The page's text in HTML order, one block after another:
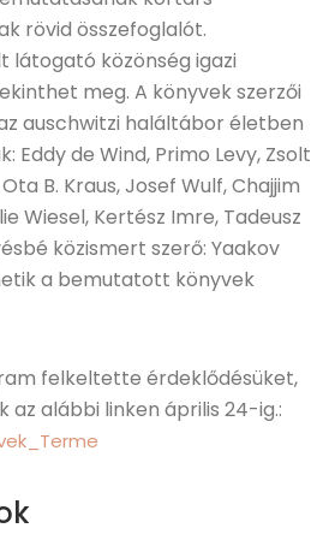
rövid összefoglalót.
látogató közönség igazi
meg. A könyvek szerzői
auschwitzi haláltábor életben
Eddy de Wind, Primo Levy, Zsolt
B. Kraus, Josef Wulf, Chajjim
Wiesel, Kertész Imre, Tadeusz
közismert szerő: Yaakov
a bemutatott könyvek
felkeltette érdeklődésüket,
az alábbi linken április 24-ig.: